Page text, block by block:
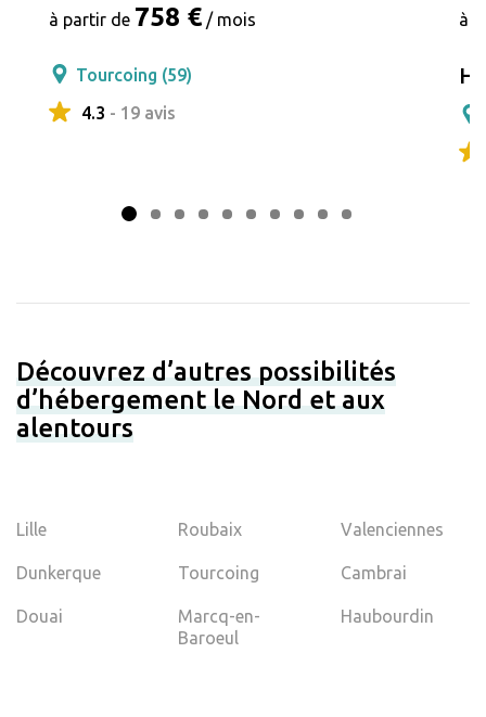
à partir de 758 € / mois
Tourcoing (59)
4.3 - 19 avis
à
Découvrez d’autres possibilités
d’hébergement le Nord et aux
alentours
Lille Roubaix Valenciennes
Dunkerque Tourcoing Cambrai
Douai
Marcq-en-
Baroeul
Haubourdin